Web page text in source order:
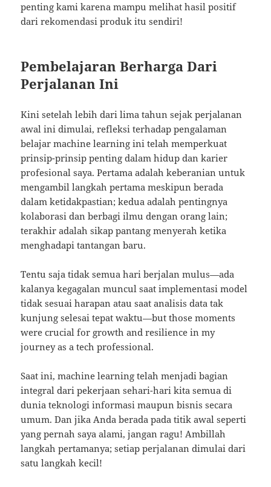
penting kami karena mampu melihat hasil positif
dari rekomendasi produk itu sendiri!
Pembelajaran Berharga Dari
Perjalanan Ini
Kini setelah lebih dari lima tahun sejak perjalanan
awal ini dimulai, refleksi terhadap pengalaman
belajar machine learning ini telah memperkuat
prinsip-prinsip penting dalam hidup dan karier
profesional saya. Pertama adalah keberanian untuk
mengambil langkah pertama meskipun berada
dalam ketidakpastian; kedua adalah pentingnya
kolaborasi dan berbagi ilmu dengan orang lain;
terakhir adalah sikap pantang menyerah ketika
menghadapi tantangan baru.
Tentu saja tidak semua hari berjalan mulus—ada
kalanya kegagalan muncul saat implementasi model
tidak sesuai harapan atau saat analisis data tak
kunjung selesai tepat waktu—but those moments
were crucial for growth and resilience in my
journey as a tech professional.
Saat ini, machine learning telah menjadi bagian
integral dari pekerjaan sehari-hari kita semua di
dunia teknologi informasi maupun bisnis secara
umum. Dan jika Anda berada pada titik awal seperti
yang pernah saya alami, jangan ragu! Ambillah
langkah pertamanya; setiap perjalanan dimulai dari
satu langkah kecil!